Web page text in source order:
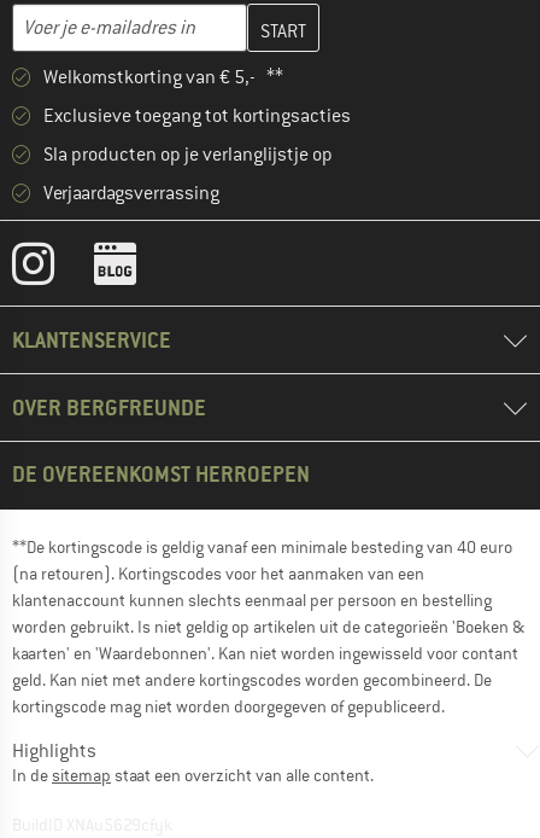
E-mailadres
Vul je e-mailadres hier in en maak in de volgende stap je
Welkomstkorting van € 5,- **
Exclusieve toegang tot kortingsacties
Sla producten op je verlanglijstje op
Verjaardagsverrassing
KLANTENSERVICE
OVER BERGFREUNDE
DE OVEREENKOMST HERROEPEN
**De kortingscode is geldig vanaf een minimale besteding van 40 euro
(na retouren). Kortingscodes voor het aanmaken van een
klantenaccount kunnen slechts eenmaal per persoon en bestelling
worden gebruikt. Is niet geldig op artikelen uit de categorieën 'Boeken &
kaarten' en 'Waardebonnen'. Kan niet worden ingewisseld voor contant
geld. Kan niet met andere kortingscodes worden gecombineerd. De
kortingscode mag niet worden doorgegeven of gepubliceerd.
Highlights
In desitemap staat een overzicht van alle content.